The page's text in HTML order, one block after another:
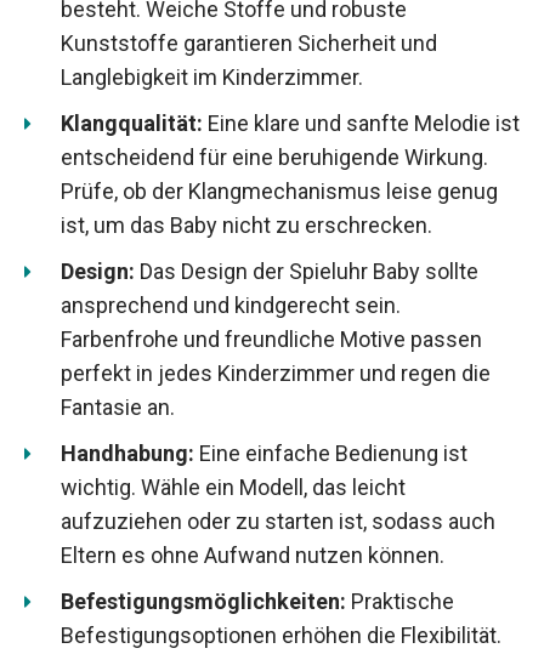
besteht. Weiche Stoffe und robuste
Kunststoffe garantieren Sicherheit und
Langlebigkeit im Kinderzimmer.
Klangqualität: Eine klare und sanfte Melodie ist
entscheidend für eine beruhigende Wirkung.
Prüfe, ob der Klangmechanismus leise genug
ist, um das Baby nicht zu erschrecken.
Design: Das Design der Spieluhr Baby sollte
ansprechend und kindgerecht sein.
Farbenfrohe und freundliche Motive passen
perfekt in jedes Kinderzimmer und regen die
Fantasie an.
Handhabung: Eine einfache Bedienung ist
wichtig. Wähle ein Modell, das leicht
aufzuziehen oder zu starten ist, sodass auch
Eltern es ohne Aufwand nutzen können.
Befestigungsmöglichkeiten: Praktische
Befestigungsoptionen erhöhen die Flexibilität.